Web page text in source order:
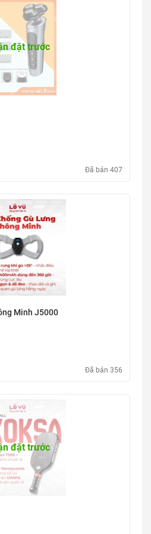
#QuatDeoCổWekome
#QuatRanhTay
#WekomeChinhHang
đặt trước
Đã bán 407
Minh J5000
Đã bán 356
đặt trước